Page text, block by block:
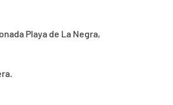
Playa de La Negra,